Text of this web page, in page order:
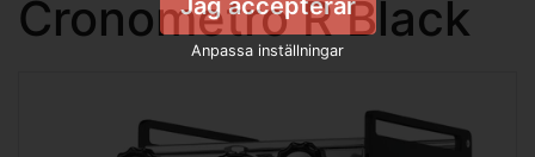
Cronometro R Black
Jag accepterar
Anpassa inställningar